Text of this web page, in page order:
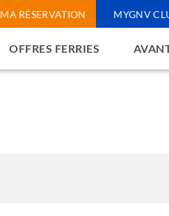
MA RÉSERVATION MYGNV
OFFRES FERRIES